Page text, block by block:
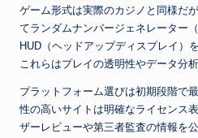
ゲーム形式は実際のカジノと同様だ
てランダムナンバージェネレーター
HUD（ヘッドアップディスプレイ）
これらはプレイの透明性やデータ分
プラットフォーム選びは初期段階で
性の高いサイトは明確なライセンス
ザーレビューや第三者監査の情報を